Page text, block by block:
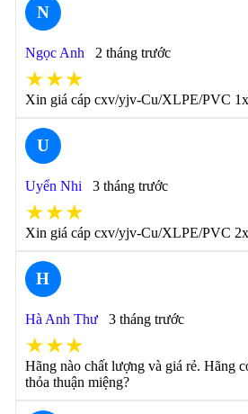
N
Ngọc Anh 2 tháng trước
★★★
Xin giá cáp cxv/yjv-Cu/XLPE/PVC
U
Uyển Nhi 3 tháng trước
★★★
Xin giá cáp cxv/yjv-Cu/XLPE/PVC
H
Hà Anh Thư 3 tháng trước
★★★
Hãng nào chất lượng và giá rẻ. Hãng
thỏa thuận miệng?